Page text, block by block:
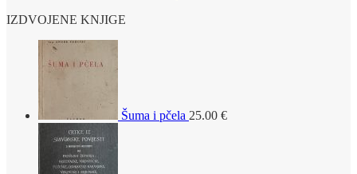
IZDVOJENE KNJIGE
Šuma i pčela 25.00 €